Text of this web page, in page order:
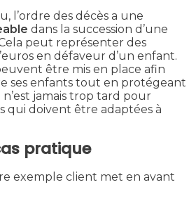
l’ordre des décès a une
dans la succession d’une
peut représenter des
en défaveur d’un enfant.
être mis en place afin
ses enfants tout en protégeant
jamais trop tard pour
qui doivent être adaptées à
pratique
exemple client met en avant